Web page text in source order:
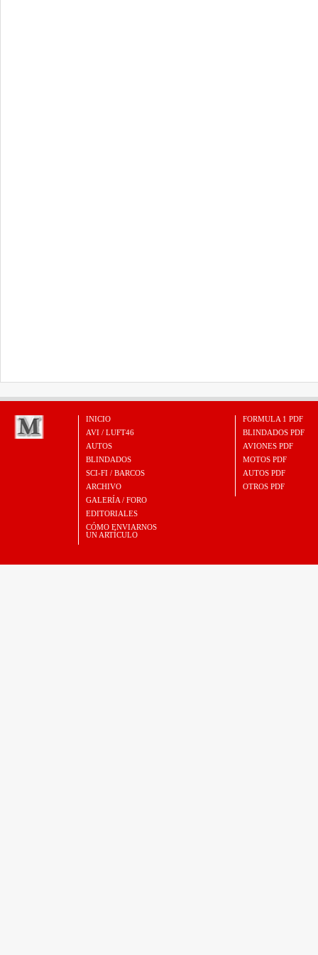
INICIO
AVI / LUFT46
AUTOS
BLINDADOS
SCI-FI / BARCOS
ARCHIVO
GALERÍA / FORO
EDITORIALES
CÓMO ENVIARNOS
UN ARTÍCULO
FORMULA 1 PDF
BLINDADOS PDF
AVIONES PDF
MOTOS PDF
AUTOS PDF
OTROS PDF